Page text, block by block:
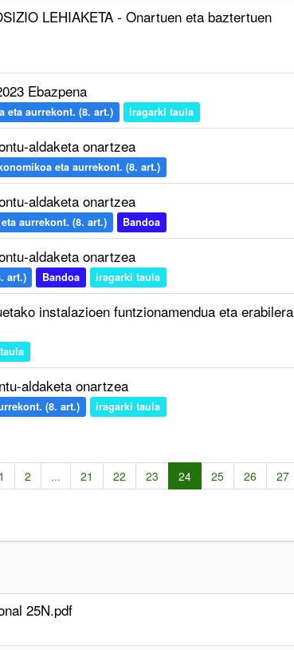
LEHIAKETA - Onartuen eta baztertuen
Ebazpena
eta aurrekont. (8. art.) iragarki taula
aldaketa onartzea
eta aurrekont. (8. art.)
aldaketa onartzea
aurrekont. (8. art.) Bandoa
aldaketa onartzea
art.) Bandoa iragarki taula
instalazioen funtzionamendua eta erabilera
aldaketa onartzea
(8. art.) iragarki taula
1 2 ... 21 22 23 24 25 26 27
25N.pdf